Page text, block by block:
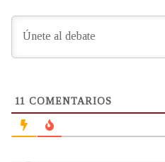
11 COMENTARIOS